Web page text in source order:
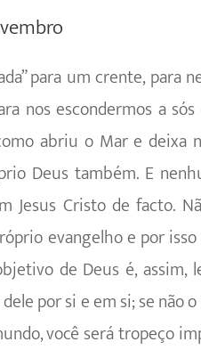
para um crente, para
nos escondermos a
abriu o Mar e deixa
Deus também. E
Cristo de facto.
evangelho e por
de Deus é, assim,
por si e em si; se não
você será tropeço